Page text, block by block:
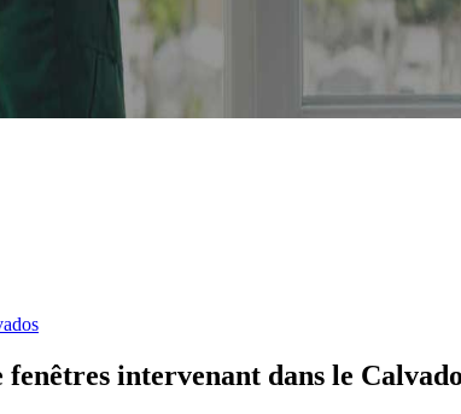
fenêtres intervenant dans le